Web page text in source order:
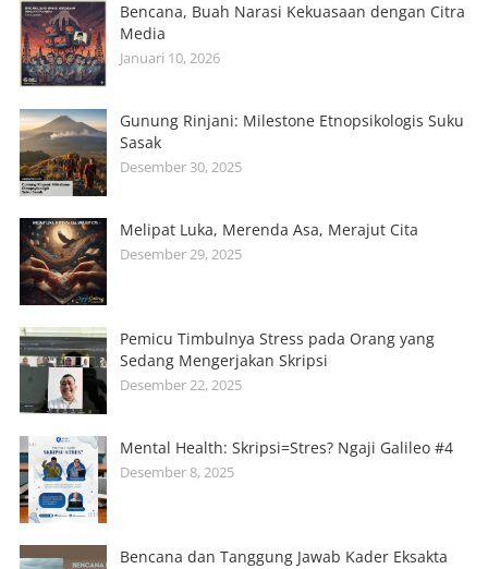
Bencana, Buah Narasi Kekuasaan dengan Citra
Media
Januari 10, 2026
Gunung Rinjani: Milestone Etnopsikologis Suku
Sasak
Desember 30, 2025
Melipat Luka, Merenda Asa, Merajut Cita
Desember 29, 2025
Pemicu Timbulnya Stress pada Orang yang
Sedang Mengerjakan Skripsi
Desember 22, 2025
Mental Health: Skripsi=Stres? Ngaji Galileo #4
Desember 8, 2025
Bencana dan Tanggung Jawab Kader Eksakta